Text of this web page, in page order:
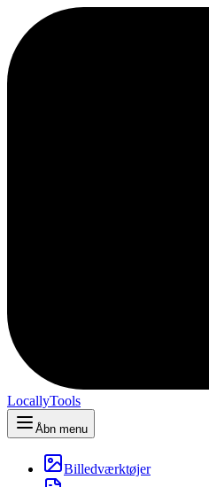
LocallyTools
Åbn menu
Billedværktøjer